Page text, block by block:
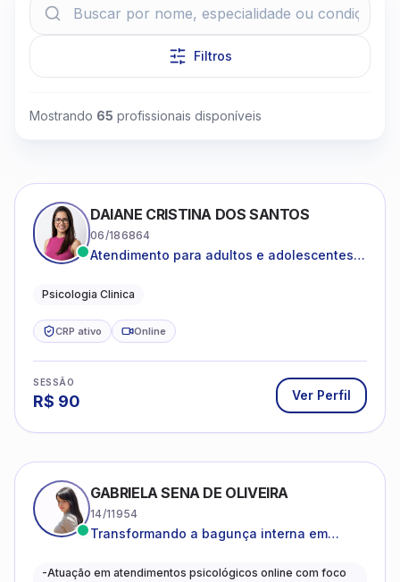
Filtros
Mostrando 65 profissionais disponíveis
DAIANE CRISTINA DOS SANTOS
06/186864
Atendimento para adultos e adolescentes a
Psicologia Clinica
CRP ativo Online
SESSÃO
R$ 90 Ver Perfil
GABRIELA SENA DE OLIVEIRA
14/11954
Transformando a bagunça interna em
caminhos mais gentis para se viver.
-Atuação em atendimentos psicológicos online com foco